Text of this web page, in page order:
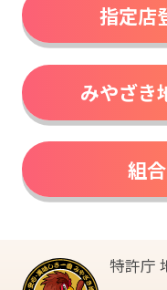
指定店
みやざき
組
特許庁